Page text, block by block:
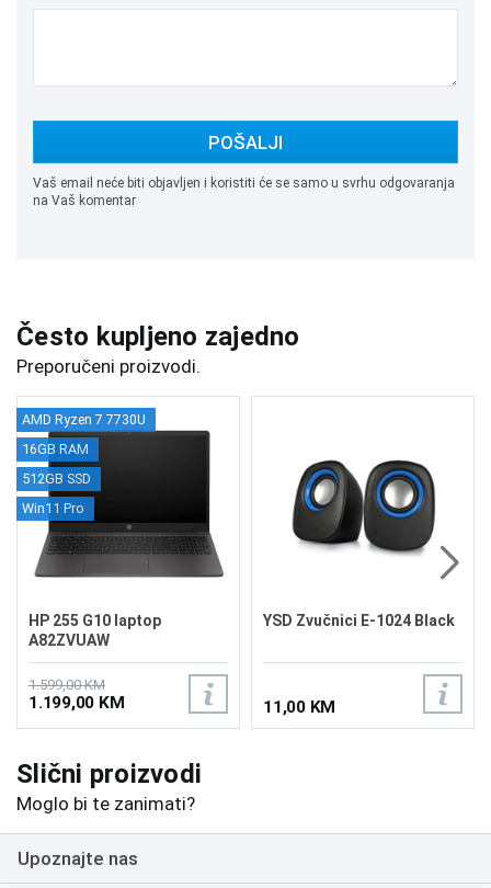
POŠALJI
Vaš email neće biti objavljen i koristiti će se samo u svrhu odgovaranja
na Vaš komentar
Često kupljeno zajedno
Preporučeni proizvodi.
AMD Ryzen 7 7730U
16GB RAM
512GB SSD
Win11 Pro
HP 255 G10 laptop
A82ZVUAW
1.599,00 KM
1.199,00 KM
YSD Zvučnici E-1024 Black
11,00 KM
Slični proizvodi
Moglo bi te zanimati?
Upoznajte nas